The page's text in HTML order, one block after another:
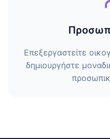
Επεξεργαστείτε
δημιουργήστε